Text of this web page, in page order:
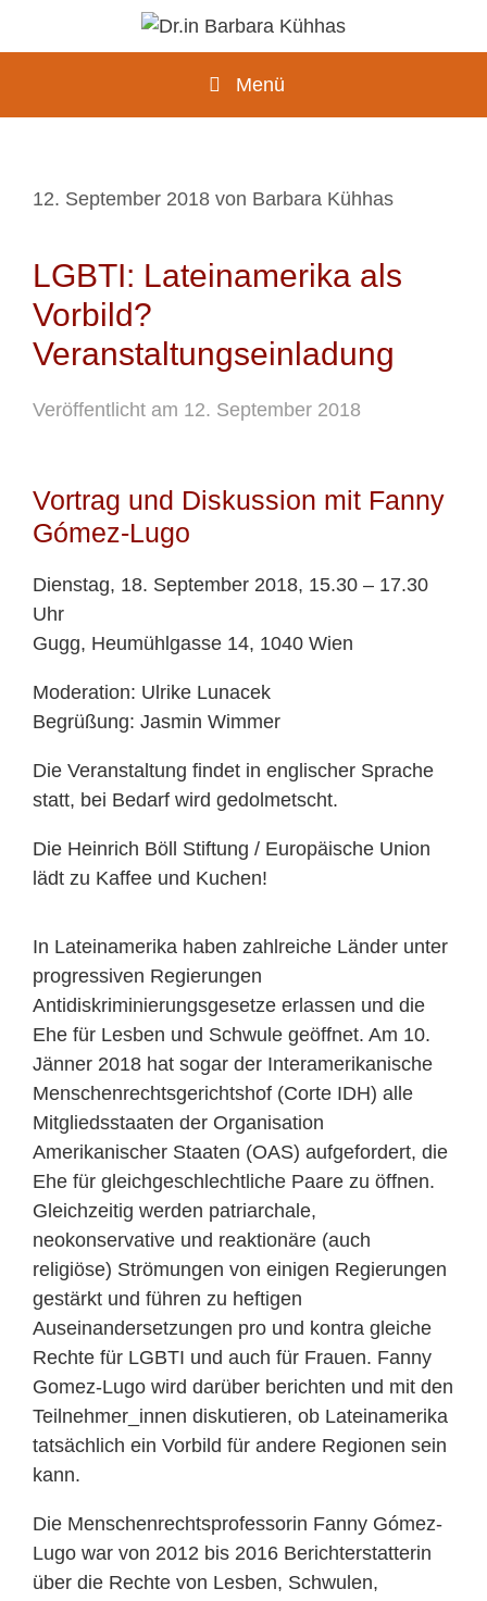
Menü
12. September 2018 von Barbara Kühhas
LGBTI: Lateinamerika als
Vorbild?
Veranstaltungseinladung
Veröffentlicht am 12. September 2018
Vortrag und Diskussion mit Fanny
Gómez-Lugo
Dienstag, 18. September 2018, 15.30 – 17.30
Uhr
Gugg, Heumühlgasse 14, 1040 Wien
Moderation: Ulrike Lunacek
Begrüßung: Jasmin Wimmer
Die Veranstaltung findet in englischer Sprache
statt, bei Bedarf wird gedolmetscht.
Die Heinrich Böll Stiftung / Europäische Union
lädt zu Kaffee und Kuchen!
In Lateinamerika haben zahlreiche Länder unter
progressiven Regierungen
Antidiskriminierungsgesetze erlassen und die
Ehe für Lesben und Schwule geöffnet. Am 10.
Jänner 2018 hat sogar der Interamerikanische
Menschenrechtsgerichtshof (Corte IDH) alle
Mitgliedsstaaten der Organisation
Amerikanischer Staaten (OAS) aufgefordert, die
Ehe für gleichgeschlechtliche Paare zu öffnen.
Gleichzeitig werden patriarchale,
neokonservative und reaktionäre (auch
religiöse) Strömungen von einigen Regierungen
gestärkt und führen zu heftigen
Auseinandersetzungen pro und kontra gleiche
Rechte für LGBTI und auch für Frauen. Fanny
Gomez-Lugo wird darüber berichten und mit den
Teilnehmer_innen diskutieren, ob Lateinamerika
tatsächlich ein Vorbild für andere Regionen sein
kann.
Die Menschenrechtsprofessorin Fanny Gómez-
Lugo war von 2012 bis 2016 Berichterstatterin
über die Rechte von Lesben, Schwulen,